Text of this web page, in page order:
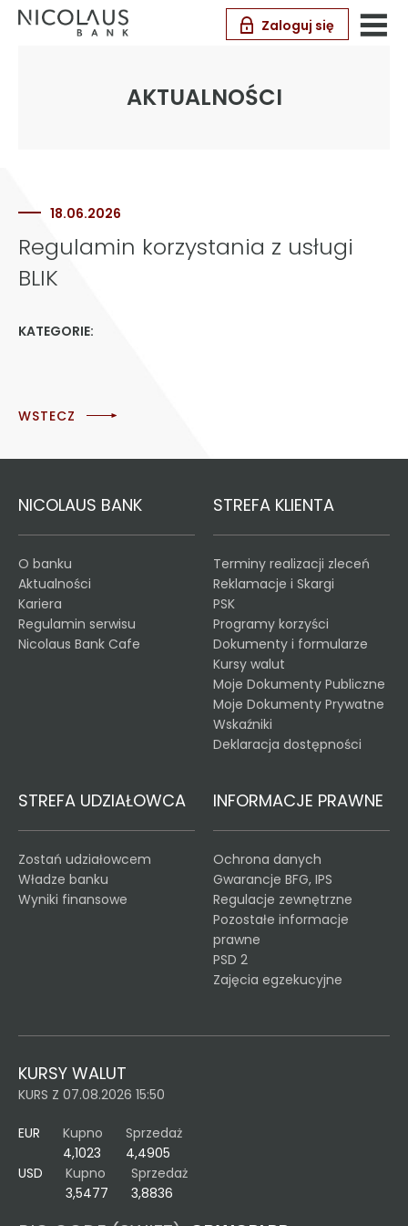
Zaloguj się
AKTUALNOŚCI
18.06.2026
Regulamin korzystania z usługi
BLIK
KATEGORIE:
WSTECZ
NICOLAUS BANK
O banku
Aktualności
Kariera
Regulamin serwisu
Nicolaus Bank Cafe
STREFA KLIENTA
Terminy realizacji zleceń
Reklamacje i Skargi
PSK
Programy korzyści
Dokumenty i formularze
Kursy walut
Moje Dokumenty Publiczne
Moje Dokumenty Prywatne
Wskaźniki
Deklaracja dostępności
STREFA UDZIAŁOWCA
Zostań udziałowcem
Władze banku
Wyniki finansowe
INFORMACJE PRAWNE
Ochrona danych
Gwarancje BFG, IPS
Regulacje zewnętrzne
Pozostałe informacje
prawne
PSD 2
Zajęcia egzekucyjne
KURSY WALUT
KURS Z 07.08.2026 15:50
EUR
Kupno
4,1023
Sprzedaż
4,4905
USD
Kupno
3,5477
Sprzedaż
3,8836